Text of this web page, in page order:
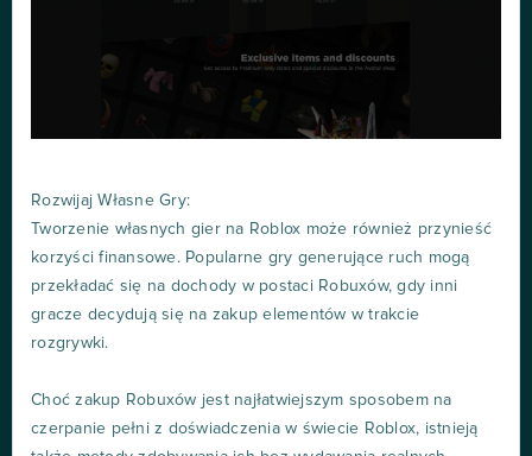
Rozwijaj Własne Gry:
Tworzenie własnych gier na Roblox może również przynieść
korzyści finansowe. Popularne gry generujące ruch mogą
przekładać się na dochody w postaci Robuxów, gdy inni
gracze decydują się na zakup elementów w trakcie
rozgrywki.
Choć zakup Robuxów jest najłatwiejszym sposobem na
czerpanie pełni z doświadczenia w świecie Roblox, istnieją